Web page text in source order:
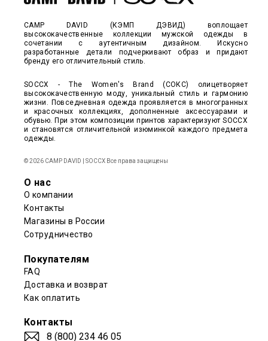
CAMP DAVID (КЭМП ДЭВИД) воплощает
высококачественные коллекции мужской одежды в
сочетании с аутентичным дизайном. Искусно
разработанные детали подчеркивают образ и придают
бренду его отличительный стиль.
SOCCX - The Women's Brand (СОКС) олицетворяет
высококачественную моду, уникальный стиль и гармонию
жизни. Повседневная одежда проявляется в многогранных
и красочных коллекциях, дополненные аксессуарами и
обувью. При этом композиции принтов характеризуют SOCCX
и становятся отличительной изюминкой каждого предмета
одежды.
© 2026 CAMP DAVID | SOCCX Все права защищены
О нас
О компании
Контакты
Магазины в России
Сотрудничество
Покупателям
FAQ
Доставка и возврат
Как оплатить
Контакты
8 (800) 234 46 05